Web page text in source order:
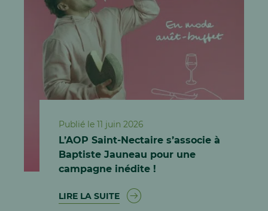
Publié le 11 juin 2026
L’AOP Saint-Nectaire s’associe à
Baptiste Jauneau pour une
campagne inédite !
LIRE LA SUITE